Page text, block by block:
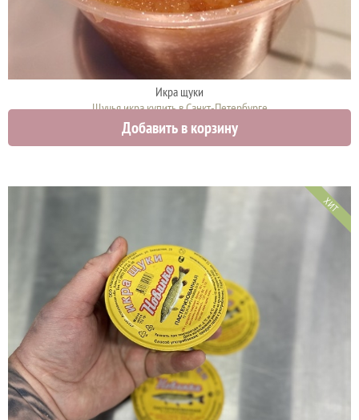
Икра щуки
Щучья икра купить в Санкт-Петербурге
4750 руб.
Добавить в корзину
ХИТ